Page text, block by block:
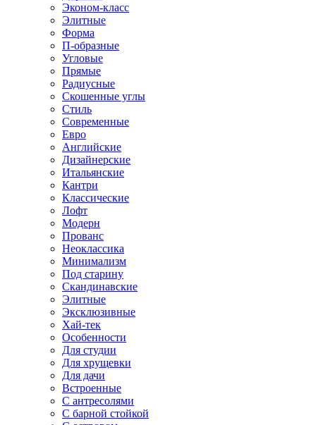
Эконом-класс
Элитные
Форма
П-образные
Угловые
Прямые
Радиусные
Скошенные углы
Стиль
Современные
Евро
Английские
Дизайнерские
Итальянские
Кантри
Классические
Лофт
Модерн
Прованс
Неоклассика
Минимализм
Под старину
Скандинавские
Элитные
Эксклюзивные
Хай-тек
Особенности
Для студии
Для хрущевки
Для дачи
Встроенные
С антресолями
С барной стойкой